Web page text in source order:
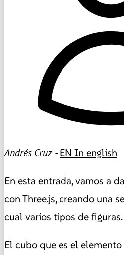
Andrés Cruz -EN In english
En esta entrada, vamos a
con Three.js, creando una
cual varios tipos de figuras.
El cubo que es el